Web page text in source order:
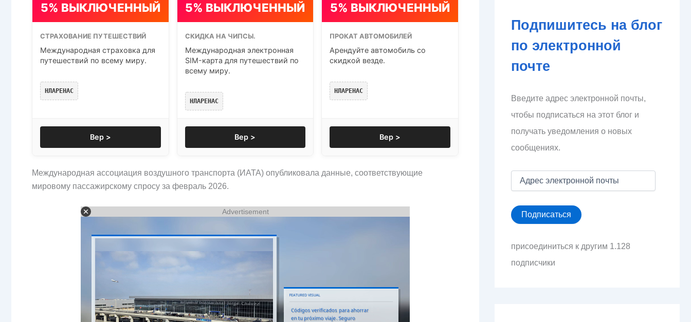
5% ВЫКЛЮЧЕННЫЙ
СТРАХОВАНИЕ ПУТЕШЕСТВИЙ
Международная страховка для
путешествий по всему миру.
НЛАРЕНАС
Вер >
5% ВЫКЛЮЧЕННЫЙ
СКИДКА НА ЧИПСЫ.
Международная электронная
SIM-карта для путешествий по
всему миру.
НЛАРЕНАС
Вер >
5% ВЫКЛЮЧЕННЫЙ
ПРОКАТ АВТОМОБИЛЕЙ
Арендуйте автомобиль со
скидкой везде.
НЛАРЕНАС
Вер >
Международная ассоциация воздушного транспорта (ИАТА) опубликовала данные, соответствующие
мировому пассажирскому спросу за февраль 2026.
Advertisement
Подпишитесь на блог
по электронной
почте
Введите адрес электронной почты,
чтобы подписаться на этот блог и
получать уведомления о новых
сообщениях.
е
с
е
т
Подписаться
присоединиться к другим 1.128
подписчики